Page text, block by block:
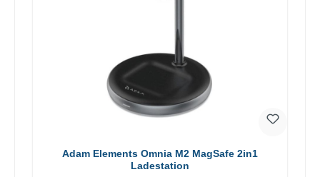
Adam Elements Omnia M2 MagSafe 2in1
Ladestation